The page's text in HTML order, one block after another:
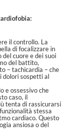
il controllo. La
di focalizzare in
del cuore e dei suoi
del battito,
– tachicardia – che
dolori sospetti al
e ossessivo che
caso, il
tenta di rassicurarsi
stessa
cardiaco. Questo
ansiosa o del